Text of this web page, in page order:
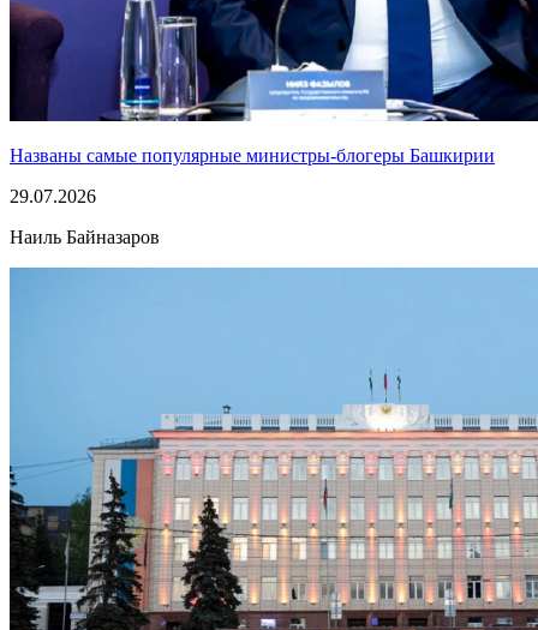
Названы самые популярные министры-блогеры Башкирии
29.07.2026
Наиль Байназаров